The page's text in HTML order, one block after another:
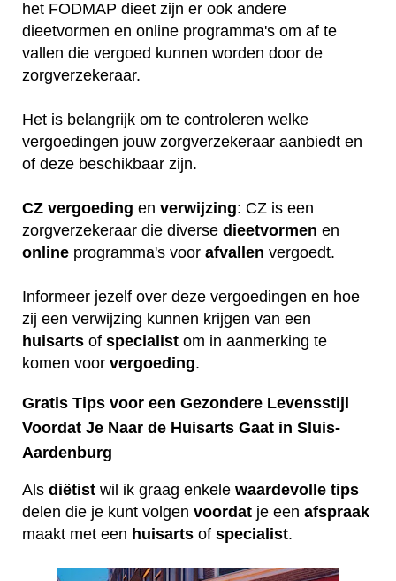
het FODMAP dieet zijn er ook andere
dieetvormen en online programma's om af te
vallen die vergoed kunnen worden door de
zorgverzekeraar.
Het is belangrijk om te controleren welke
vergoedingen jouw zorgverzekeraar aanbiedt en
of deze beschikbaar zijn.
CZ vergoeding en verwijzing: CZ is een
zorgverzekeraar die diverse dieetvormen en
online programma's voor afvallen vergoedt.
Informeer jezelf over deze vergoedingen en hoe
zij een verwijzing kunnen krijgen van een
huisarts of specialist om in aanmerking te
komen voor vergoeding.
Gratis Tips voor een Gezondere Levensstijl
Voordat Je Naar de Huisarts Gaat in Sluis-
Aardenburg
Als diëtist wil ik graag enkele waardevolle tips
delen die je kunt volgen voordat je een afspraak
maakt met een huisarts of specialist.